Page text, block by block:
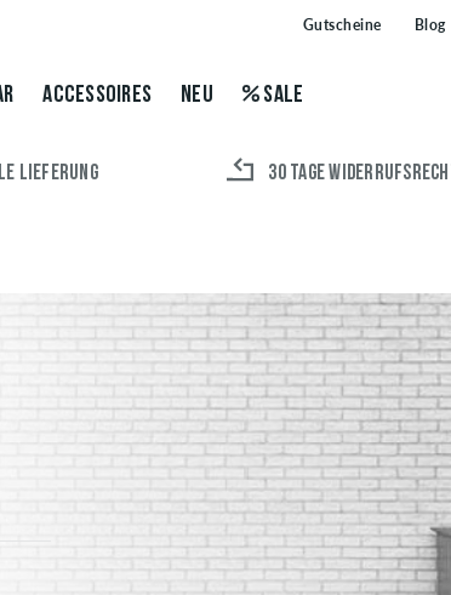
Gutscheine Blog
ACCESSOIRES NEU SALE
LIEFERUNG 30 TAGE WIDERRUFSRECHT